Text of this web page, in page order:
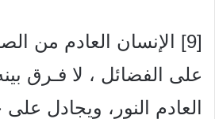
[9] الإنسان العادم من
على الفضائل ، لا فـرق
العادم النور، ويجادل